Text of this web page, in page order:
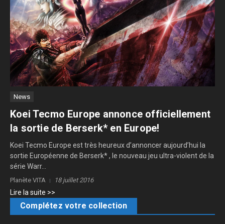
News
Koei Tecmo Europe annonce officiellement
la sortie de Berserk* en Europe!
Koei Tecmo Europe est très heureux d’annoncer aujourd’hui la
sortie Européenne de Berserk* , le nouveau jeu ultra-violent de la
série Warr...
Planète VITA 18 juillet 2016
Lire la suite >>
Complétez votre collection